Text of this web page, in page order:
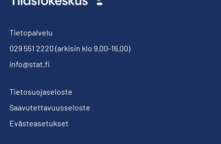
Tietopalvelu
029 551 2220 (arkisin klo 9.00-16.00)
info@stat.fi
Tietosuojaseloste
Saavutettavuusseloste
Evästeasetukset